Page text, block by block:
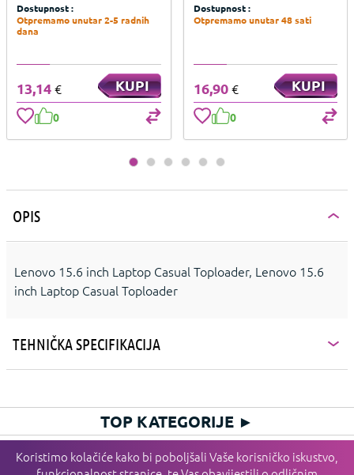
Dostupnost :
Otpremamo unutar 2-5 radnih
dana
13,14€ KUPI
0
Dostupnost :
Otpremamo unutar 48 sati
16,90 € KUPI
0
OPIS
Lenovo 15.6 inch Laptop Casual Toploader, Lenovo 15.6
inch Laptop Casual Toploader
TEHNIČKA SPECIFIKACIJA
Koristimo kolačiće kako bi poboljšali Vaše korisničko iskustvo,
TOP KATEGORIJE ►
HIT KATEGORIJE ►